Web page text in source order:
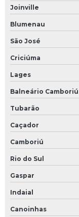
Joinville
Blumenau
São José
Criciúma
Lages
Balneário Camboriú
Tubarão
Caçador
Camboriú
Rio do Sul
Gaspar
Indaial
Canoinhas